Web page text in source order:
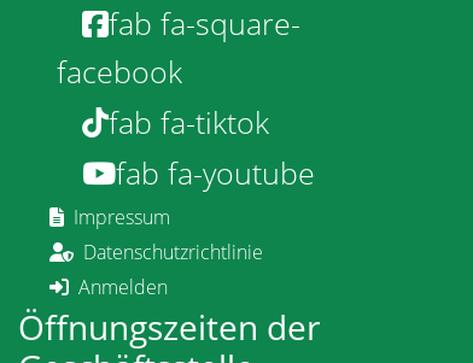
fab fa-square-
facebook
fab fa-tiktok
fab fa-youtube
Impressum
Datenschutzrichtlinie
Anmelden
Öffnungszeiten der